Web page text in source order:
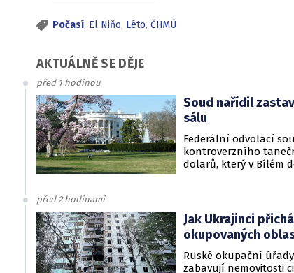
Počasí, El Niňo, Léto, ČHMÚ
AKTUÁLNĚ SE DĚJE
před 1 hodinou
Soud nařídil
sálu
Federální odvolací
kontroverzního
dolarů, který v Bílém
před 2 hodinami
Jak Ukrajinci
okupovaných
Ruské okupační
zabavují nemovitosti